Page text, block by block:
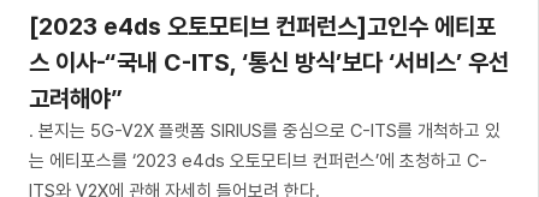
[2023 e4ds 오토모티브 컨퍼런스]고인수 에티포
스 이사-“국내 C-ITS, ‘통신 방식’보다 ‘서비스’ 우선
고려해야”
. 본지는 5G-V2X 플랫폼 SIRIUS를 중심으로 C-ITS를 개척하고 있
는 에티포스를 ‘2023 e4ds 오토모티브 컨퍼런스’에 초청하고 C-
ITS와 V2X에 관해 자세히 들어보려 한다.